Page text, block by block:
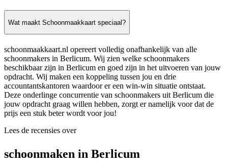
Wat maakt Schoonmaakkaart speciaal?
schoonmaakkaart.nl opereert volledig onafhankelijk van alle
schoonmakers in Berlicum. Wij zien welke schoonmakers
beschikbaar zijn in Berlicum en goed zijn in het uitvoeren van jouw
opdracht. Wij maken een koppeling tussen jou en drie
accountantskantoren waardoor er een win-win situatie ontstaat.
Deze onderlinge concurrentie van schoonmakers uit Berlicum die
jouw opdracht graag willen hebben, zorgt er namelijk voor dat de
prijs een stuk beter wordt voor jou!
Lees de recensies over
schoonmaken in Berlicum